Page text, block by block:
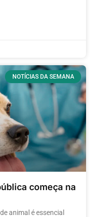
NOTÍCIAS DA SEMANA
começa na
animal é essencial